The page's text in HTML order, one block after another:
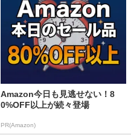
Amazon今日も見逃せない！8
0%OFF以上が続々登場
PR(Amazon)